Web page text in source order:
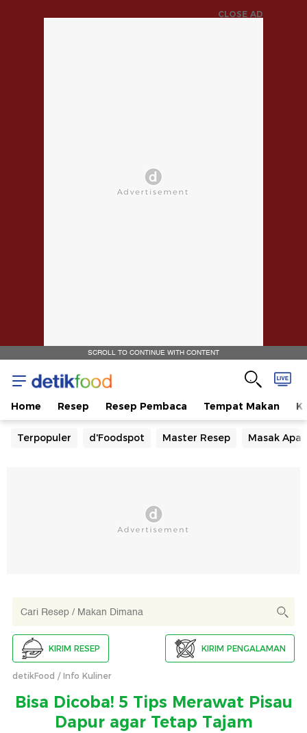
CLOSE AD
SCROLL TO CONTINUE WITH CONTENT
Home Resep Resep Pembaca Tempat Makan
Terpopuler d'Foodspot Master Resep Masak Apa
KIRIM RESEP KIRIM PENGALAMAN
detikFood Info Kuliner
Bisa Dicoba! 5 Tips Merawat Pisau
Dapur agar Tetap Tajam